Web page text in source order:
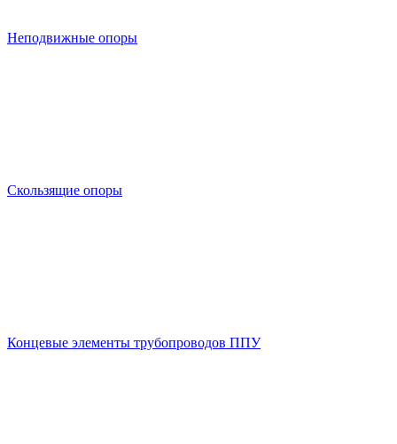
Неподвижные опоры
Скользящие опоры
Концевые элементы трубопроводов ППУ